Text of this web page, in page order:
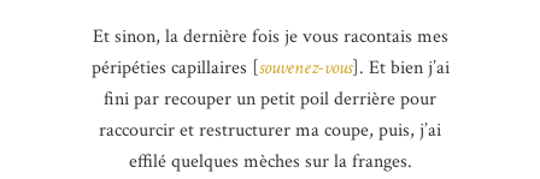
Et sinon, la dernière fois je vous racontais mes
péripéties capillaires [souvenez-vous]. Et bien j’ai
fini par recouper un petit poil derrière pour
raccourcir et restructurer ma coupe, puis, j’ai
effilé quelques mèches sur la franges.